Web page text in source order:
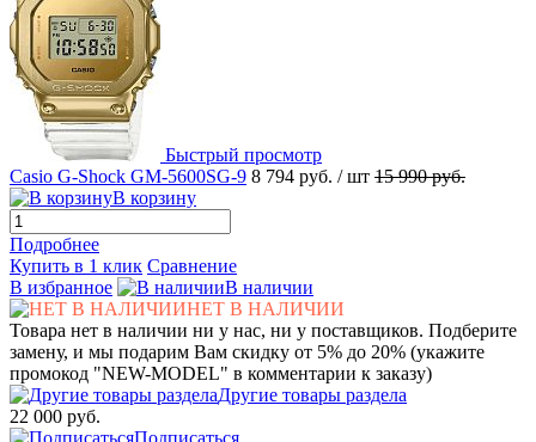
Быстрый просмотр
Casio G-Shock GM-5600SG-9 8 794 руб. / шт 15 990 руб.
В корзину
Подробнее
Купить в 1 клик Сравнение
В избранное
В наличии
НЕТ В НАЛИЧИИ
Товара нет в наличии ни у нас, ни у поставщиков. Подберите
замену, и мы подарим Вам скидку от 5% до 20% (укажите
промокод "NEW-MODEL" в комментарии к заказу)
Другие товары раздела
22 000 руб.
Подписаться